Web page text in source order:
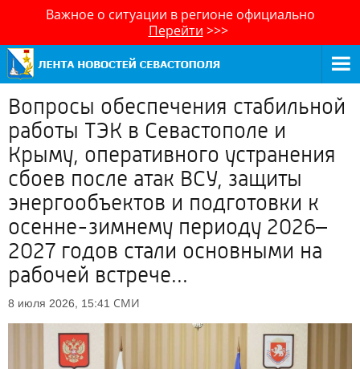
Важное о ситуации в регионе официально
Перейти >>>
Вопросы обеспечения стабильной
работы ТЭК в Севастополе и
Крыму, оперативного устранения
сбоев после атак ВСУ, защиты
энергообъектов и подготовки к
осенне-зимнему периоду 2026–
2027 годов стали основными на
рабочей встрече...
8 июля 2026, 15:41 СМИ